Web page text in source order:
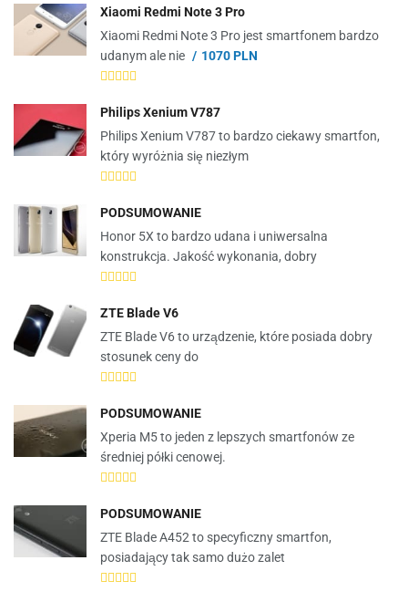
Xiaomi Redmi Note 3 Pro
Xiaomi Redmi Note 3 Pro jest smartfonem bardzo
udanym ale nie
1070 PLN
Philips Xenium V787
Philips Xenium V787 to bardzo ciekawy smartfon,
który wyróżnia się niezłym
PODSUMOWANIE
Honor 5X to bardzo udana i uniwersalna
konstrukcja. Jakość wykonania, dobry
ZTE Blade V6
ZTE Blade V6 to urządzenie, które posiada dobry
stosunek ceny do
PODSUMOWANIE
Xperia M5 to jeden z lepszych smartfonów ze
średniej półki cenowej.
PODSUMOWANIE
ZTE Blade A452 to specyficzny smartfon,
posiadający tak samo dużo zalet